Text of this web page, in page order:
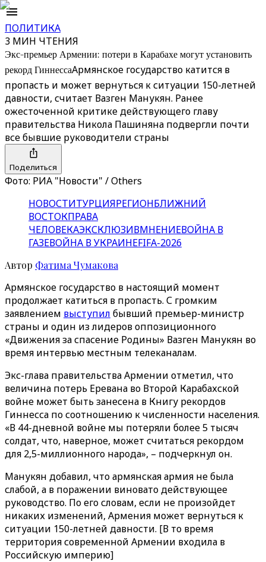
ПОЛИТИКА
3 МИН ЧТЕНИЯ
Экс-премьер Армении: потери в Карабахе могут установить
рекорд ГиннессаАрмянское государство катится в
пропасть и может вернуться к ситуации 150-летней
давности, считает Вазген Манукян. Ранее
ожесточенной критике действующего главу
правительства Никола Пашиняна подвергли почти
все бывшие руководители страны
Поделиться
Фото: РИА "Новости" / Others
НОВОСТИТУРЦИЯРЕГИОНБЛИЖНИЙ
ВОСТОКПРАВА
ЧЕЛОВЕКАЭКСКЛЮЗИВМНЕНИЕВОЙНА В
ГАЗЕВОЙНА В УКРАИНЕFIFA-2026
Автор Фатима Чумакова
Армянское государство в настоящий момент
продолжает катиться в пропасть. С громким
заявлением выступил бывший премьер-министр
страны и один из лидеров оппозиционного
«Движения за спасение Родины» Вазген Манукян во
время интервью местным телеканалам.
Экс-глава правительства Армении отметил, что
величина потерь Еревана во Второй Карабахской
войне может быть занесена в Книгу рекордов
Гиннесса по соотношению к численности населения.
«В 44-дневной войне мы потеряли более 5 тысяч
солдат, что, наверное, может считаться рекордом
для 2,5-миллионного народа», – подчеркнул он.
Манукян добавил, что армянская армия не была
слабой, а в поражении виновато действующее
руководство. По его словам, если не произойдет
никаких изменений, Армения может вернуться к
ситуации 150-летней давности. [В то время
территория современной Армении входила в
Российскую империю]